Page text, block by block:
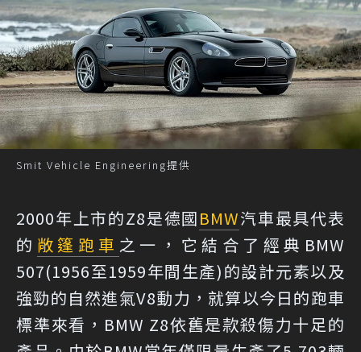
Smit Vehicle Engineering提供
2000年上市的Z8是德國BMW汽車最具代表
的 敞篷跑車 之一，它結合了經典BMW
507(1956至1959年間生產)的設計元素以及
強勁的自然進氣V8動力，就算以今日的跑車
標準來看，BMW Z8依舊是款殺傷力十足的